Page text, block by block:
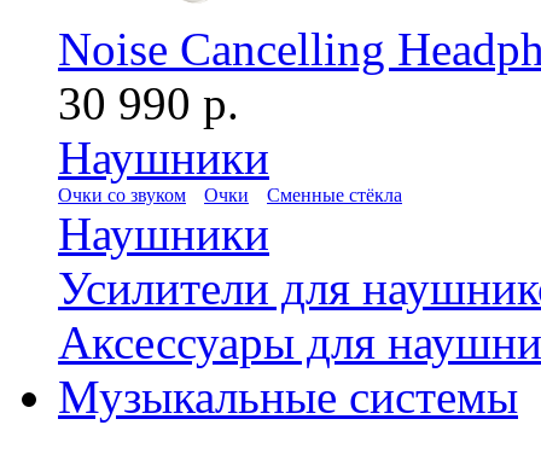
Noise Cancelling
30 990 р.
Наушники
Очки со звуком Очки Сменные стёкла
Наушники
Усилители для
Аксессуары для
Музыкальные системы